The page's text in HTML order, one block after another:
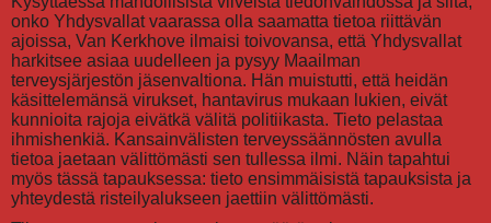
onko Yhdysvallat vaarassa olla saamatta tietoa riittävän
ajoissa, Van Kerkhove ilmaisi toivovansa, että Yhdysvallat
harkitsee asiaa uudelleen ja pysyy Maailman
terveysjärjestön jäsenvaltiona. Hän muistutti, että heidän
käsittelemänsä virukset, hantavirus mukaan lukien, eivät
kunnioita rajoja eivätkä välitä politiikasta. Tieto pelastaa
ihmishenkiä. Kansainvälisten terveyssäännösten avulla
tietoa jaetaan välittömästi sen tullessa ilmi. Näin tapahtui
myös tässä tapauksessa: tieto ensimmäisistä tapauksista ja
yhteydestä risteilyalukseen jaettiin välittömästi.